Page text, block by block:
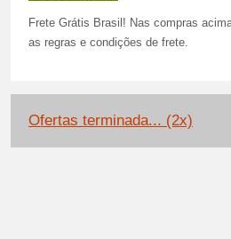
Frete Grátis Brasil! Nas compras
as regras e condições de frete.
Ofertas terminada... (2x)